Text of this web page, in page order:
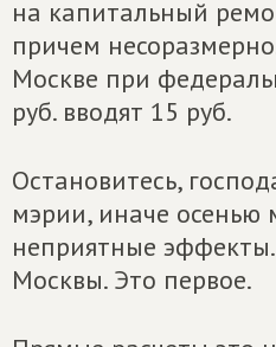
на капитальный
причем
Москве при
руб. вводят 15 руб.
Остановитесь,
мэрии, иначе осенью
неприятные
Москвы. Это первое.